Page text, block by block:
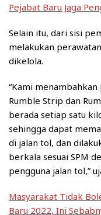
Pejabat Baru Jaga
Selain itu, dari sisi
melakukan
dikelola.
“Kami
Rumble Strip dan
berada setiap satu
sehingga dapat
di jalan tol, dan
berkala sesuai SPM
pengguna jalan tol,”
Masyarakat Tidak
Baru 2022, Ini